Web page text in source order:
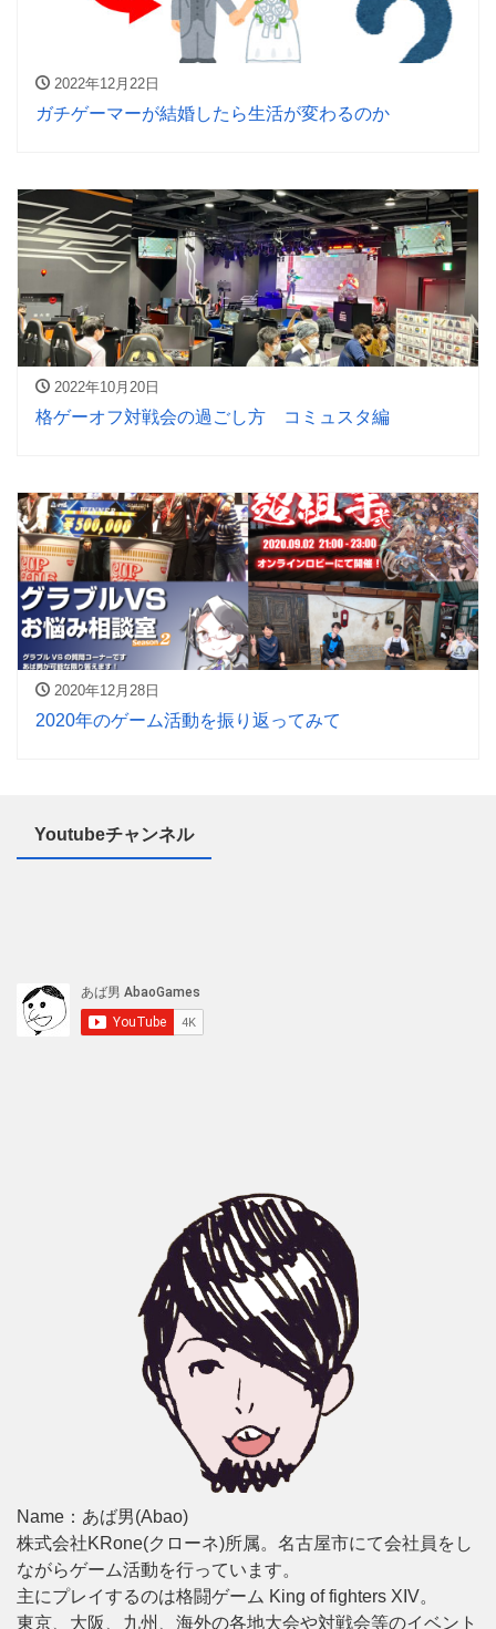
2022年12月22日
ガチゲーマーが結婚したら生活が変わるのか
2022年10月20日
格ゲーオフ対戦会の過ごし方 コミュスタ編
2020年12月28日
2020年のゲーム活動を振り返ってみて
Youtubeチャンネル
Name：あば男(Abao)
株式会社KRone(クローネ)所属。名古屋市にて会社員をし
ながらゲーム活動を行っています。
主にプレイするのは格闘ゲーム King of fighters XIV。
東京、大阪、九州、海外の各地大会や対戦会等のイベント